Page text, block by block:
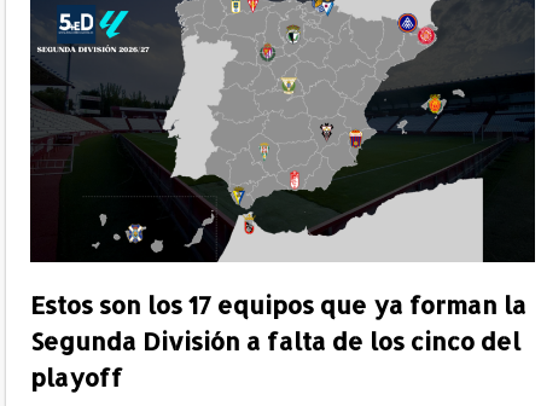
Estos son los 17 equipos que ya forman la
Segunda División a falta de los cinco del
playoff